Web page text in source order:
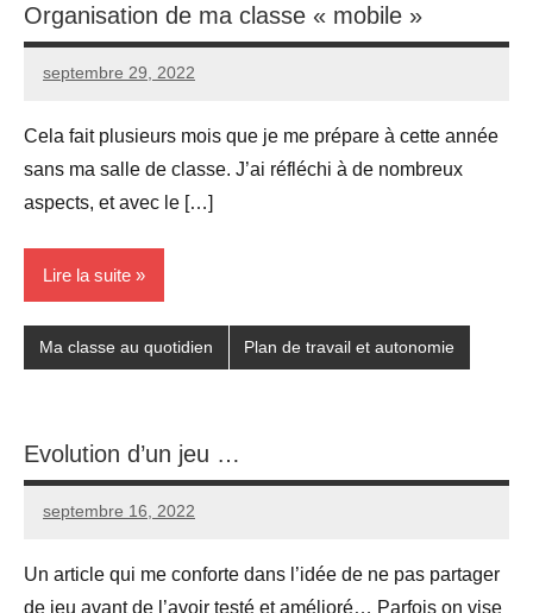
Organisation de ma classe « mobile »
septembre 29, 2022
Seg0_La_Vraie
4
Cela fait plusieurs mois que je me prépare à cette année
sans ma salle de classe. J’ai réfléchi à de nombreux
aspects, et avec le […]
Lire la suite
Ma classe au quotidien Plan de travail et autonomie
Evolution d’un jeu …
septembre 16, 2022
Seg0_La_Vraie
2
Un article qui me conforte dans l’idée de ne pas partager
de jeu avant de l’avoir testé et amélioré… Parfois on vise